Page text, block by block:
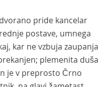
pride kancelar
postave, umnega
kar ne vzbuja zaupanja
plemenita duša
je v preprosto Črno